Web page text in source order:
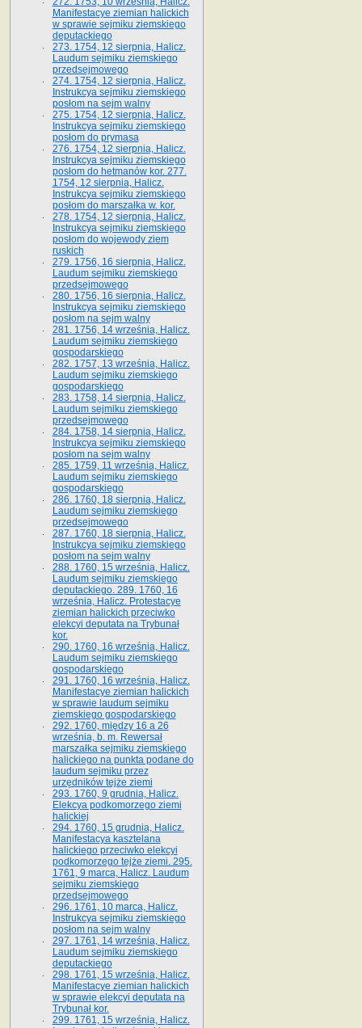
Manifestacye ziemian halickich
w sprawie sejmiku ziemskiego
deputackiego
273. 1754, 12 sierpnia, Halicz.
Laudum sejmiku ziemskiego
przedsejmowego
274. 1754, 12 sierpnia, Halicz.
Instrukcya sejmiku ziemskiego
posłom na sejm walny
275. 1754, 12 sierpnia, Halicz.
Instrukcya sejmiku ziemskiego
posłom do prymasa
276. 1754, 12 sierpnia, Halicz.
Instrukcya sejmiku ziemskiego
posłom do hetmanów kor. 277.
1754, 12 sierpnia, Halicz.
Instrukcya sejmiku ziemskiego
posłom do marszałka w. kor.
278. 1754, 12 sierpnia, Halicz.
Instrukcya sejmiku ziemskiego
posłom do wojewody ziem
ruskich
279. 1756, 16 sierpnia, Halicz.
Laudum sejmiku ziemskiego
przedsejmowego
280. 1756, 16 sierpnia, Halicz.
Instrukcya sejmiku ziemskiego
posłom na sejm walny
281. 1756, 14 września, Halicz.
Laudum sejmiku ziemskiego
gospodarskiego
282. 1757, 13 września, Halicz.
Laudum sejmiku ziemskiego
gospodarskiego
283. 1758, 14 sierpnia, Halicz.
Laudum sejmiku ziemskiego
przedsejmowego
284. 1758, 14 sierpnia, Halicz.
Instrukcya sejmiku ziemskiego
posłom na sejm walny
285. 1759, 11 września, Halicz.
Laudum sejmiku ziemskiego
gospodarskiego
286. 1760, 18 sierpnia, Halicz.
Laudum sejmiku ziemskiego
przedsejmowego
287. 1760, 18 sierpnia, Halicz.
Instrukcya sejmiku ziemskiego
posłom na sejm walny
288. 1760, 15 września, Halicz.
Laudum sejmiku ziemskiego
deputackiego. 289. 1760, 16
września, Halicz. Protestacye
ziemian halickich przeciwko
elekcyi deputata na Trybunał
kor.
290. 1760, 16 września, Halicz.
Laudum sejmiku ziemskiego
gospodarskiego
291. 1760, 16 września, Halicz.
Manifestacye ziemian halickich
w sprawie laudum sejmiku
ziemskiego gospodarskiego
292. 1760, między 16 a 26
września, b. m. Rewersał
marszałka sejmiku ziemskiego
halickiego na punkta podane do
laudum sejmiku przez
urzędników tejże ziemi
293. 1760, 9 grudnia, Halicz.
Elekcya podkomorzego ziemi
halickiej
294. 1760, 15 grudnia, Halicz.
Manifestacya kasztelana
halickiego przeciwko elekcyi
podkomorzego tejże ziemi. 295.
1761, 9 marca, Halicz. Laudum
sejmiku ziemskiego
przedsejmowego
296. 1761, 10 marca, Halicz.
Instrukcya sejmiku ziemskiego
posłom na sejm walny
297. 1761, 14 września, Halicz.
Laudum sejmiku ziemskiego
deputackiego
298. 1761, 15 września, Halicz.
Manifestacye ziemian halickich
w sprawie elekcyi deputata na
Trybunał kor.
299. 1761, 15 września, Halicz.